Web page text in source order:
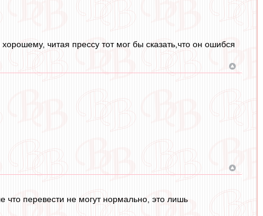
читая прессу тот мог бы сказать,что он ошибся
что перевести не могут нормально, это лишь